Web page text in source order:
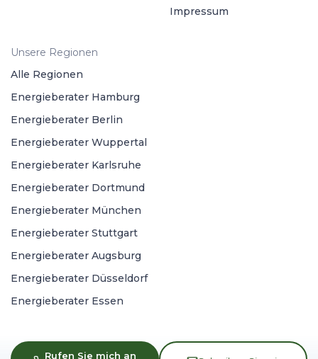
Rufen Sie mich an
Impressum
Unsere Regionen
Alle Regionen
Energieberater Hamburg
Energieberater Berlin
Energieberater Wuppertal
Energieberater Karlsruhe
Energieberater Dortmund
Energieberater München
Energieberater Stuttgart
Energieberater Augsburg
Energieberater Düsseldorf
Energieberater Essen